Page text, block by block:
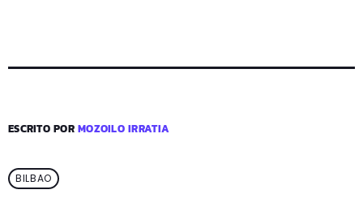
ESCRITO PORMOZOILO IRRATIA
BILBAO